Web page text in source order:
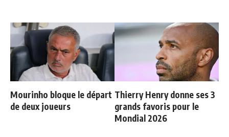
Mourinho bloque le départ
de deux joueurs
Thierry Henry donne ses 3
grands favoris pour le
Mondial 2026